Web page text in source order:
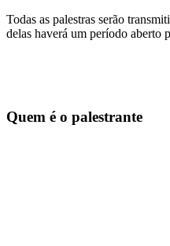
Todas as palestras serão
delas haverá um período aberto
Quem é o palestrante